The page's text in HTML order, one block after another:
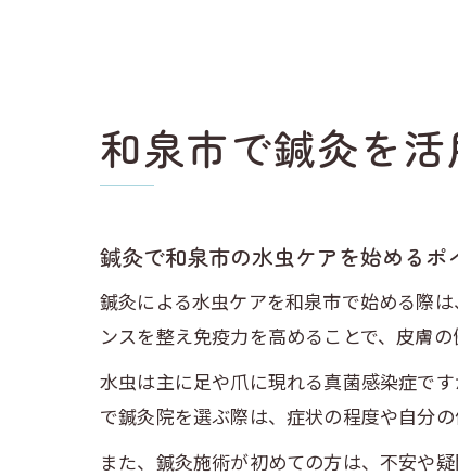
和泉市で鍼灸を
鍼灸で和泉市の水虫ケアを始めるポ
鍼灸による水虫ケアを和泉市で始める際
ンスを整え免疫力を高めることで、皮膚
水虫は主に足や爪に現れる真菌感染症で
で鍼灸院を選ぶ際は、症状の程度や自分
また、鍼灸施術が初めての方は、不安や